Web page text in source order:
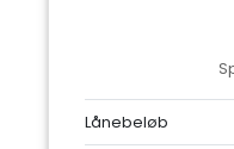
Lånebeløb